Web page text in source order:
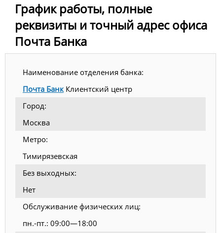
График работы, полные
реквизиты и точный адрес офиса
Почта Банка
Наименование отделения банка:
Почта БанкКлиентский центр
Город:
Москва
Метро:
Тимирязевская
Без выходных:
Нет
Обслуживание физических лиц:
пн.-пт.: 09:00—18:00